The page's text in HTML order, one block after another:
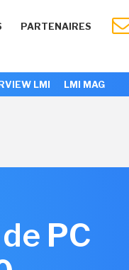
PARTENAIRES
LMI LMI MAG
PC